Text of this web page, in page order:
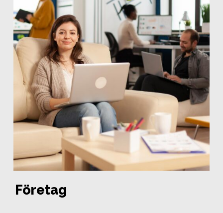
Företag